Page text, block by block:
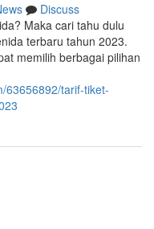
Discuss
Maka cari tahu dulu
terbaru tahun 2023.
memilih berbagai pilihan
63656892/tarif-tiket-